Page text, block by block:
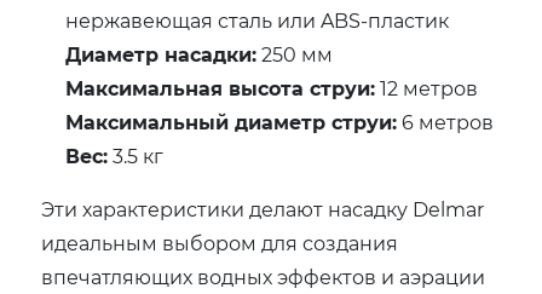
нержавеющая сталь или ABS-пластик
Диаметр насадки:250 мм
Максимальная высота струи:12 метров
Максимальный диаметр струи:6 метров
Вес:3.5 кг
Эти характеристики делают насадку Delmar
идеальным выбором для создания
впечатляющих водных эффектов и аэрации